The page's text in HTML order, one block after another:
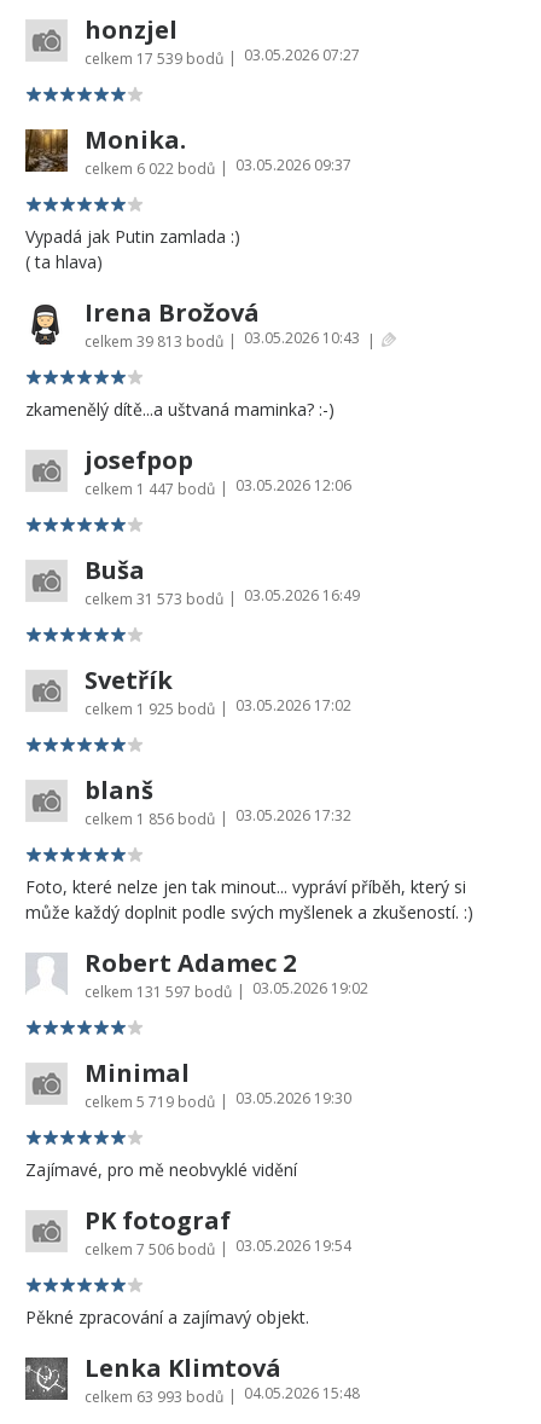
honzjel
celkem 17 539 bodů | 03.05.2026 07:27
Monika.
celkem 6 022 bodů | 03.05.2026 09:37
Vypadá jak Putin zamlada :)
( ta hlava)
Irena Brožová
celkem 39 813 bodů | 03.05.2026 10:43 |
zkamenělý dítě...a uštvaná maminka? :-)
josefpop
celkem 1 447 bodů | 03.05.2026 12:06
Buša
celkem 31 573 bodů | 03.05.2026 16:49
Svetřík
celkem 1 925 bodů | 03.05.2026 17:02
blanš
celkem 1 856 bodů | 03.05.2026 17:32
Foto, které nelze jen tak minout... vypráví příběh, který si
může každý doplnit podle svých myšlenek a zkušeností. :)
Robert Adamec 2
celkem 131 597 bodů | 03.05.2026 19:02
Minimal
celkem 5 719 bodů | 03.05.2026 19:30
Zajímavé, pro mě neobvyklé vidění
PK fotograf
celkem 7 506 bodů | 03.05.2026 19:54
Pěkné zpracování a zajímavý objekt.
Lenka Klimtová
celkem 63 993 bodů | 04.05.2026 15:48